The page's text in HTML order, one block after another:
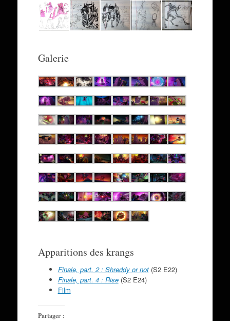
Galerie
Apparitions des krangs
Finale, part. 2 : Shreddy or not(S2 E22)
Finale, part. 4 : Rise(S2 E24)
Film
Partager :